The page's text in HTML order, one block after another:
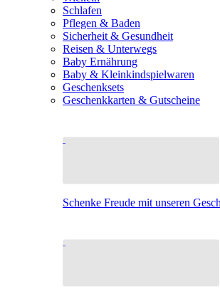
Schlafen
Pflegen & Baden
Sicherheit & Gesundheit
Reisen & Unterwegs
Baby Ernährung
Baby & Kleinkindspielwaren
Geschenksets
Geschenkkarten & Gutscheine
Schenke Freude mit unseren